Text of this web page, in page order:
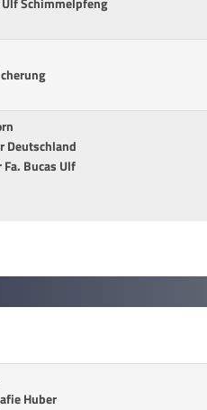
Deutschland
Bucas Ulf
Huber